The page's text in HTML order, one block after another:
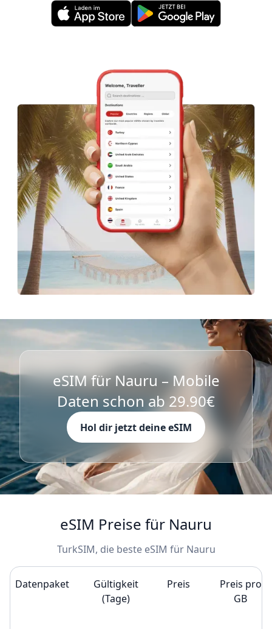
eSIM für Nauru – Mobile
Daten schon ab 29.90€
Hol dir jetzt deine eSIM
eSIM Preise für Nauru
TurkSIM, die beste eSIM für Nauru
Datenpaket
Gültigkeit
(Tage)
Preis
Preis pro
GB